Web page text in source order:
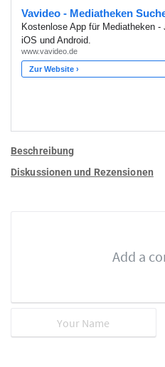
Beschreibung
Diskussionen und Rezensionen